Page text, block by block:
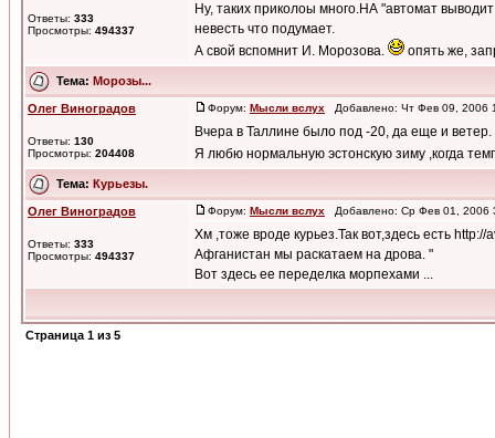
Ответы: 333
Просмотры: 494337
Ну, таких приколоы много.НА "автомат
невесть что подумает.
А свой вспомнит И. Морозова.
опять же,
Тема: Морозы...
Олег Виноградов
Ответы: 130
Просмотры: 204408
Форум: Мысли вслух Добавлено: Чт Фев 09,
Вчера в Таллине было под -20, да еще и
Я любю нормальную эстонскую зиму ,когда
Тема: Курьезы.
Олег Виноградов
Ответы: 333
Просмотры: 494337
Форум: Мысли вслух Добавлено: Ср Фев 01,
Хм ,тоже вроде курьез.Так вот,здесь есть
Афганистан мы раскатаем на дрова. "
Вот здесь ее переделка морпехами ...
Страница 1 из 5